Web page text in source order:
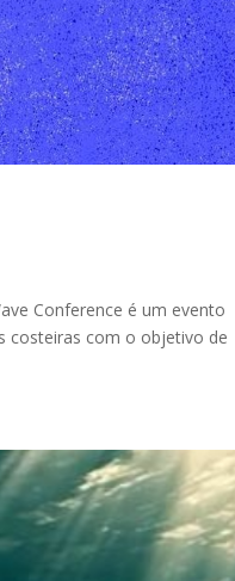
Conference é um evento
costeiras com o objetivo de